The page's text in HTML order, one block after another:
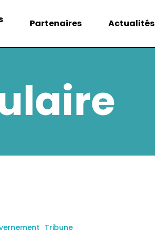
Partenaires Actualités
Tribune